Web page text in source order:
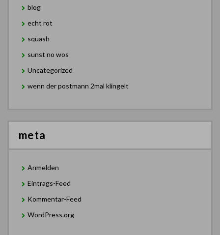
blog
echt rot
squash
sunst no wos
Uncategorized
wenn der postmann 2mal klingelt
meta
Anmelden
Eintrags-Feed
Kommentar-Feed
WordPress.org